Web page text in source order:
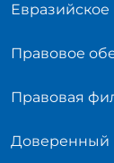
Правовое
Правовая
Доверенный